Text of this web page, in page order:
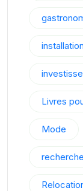
installation
Livres
Mode